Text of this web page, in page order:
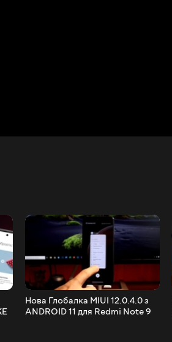
Нова Глобалка MIUI 12.0.4.0 з
ANDROID 11 для Redmi Note 9